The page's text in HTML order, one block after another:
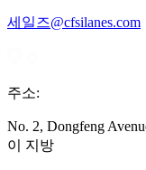
세일즈@cfsilanes.com
주소:
No. 2, Dongfeng
이 지방